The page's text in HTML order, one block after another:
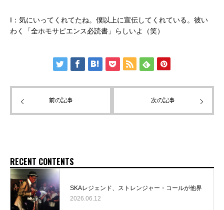
I：気にいってくれてたね。僕以上に宣伝してくれている。彼い
わく「全ホモサピエンス必読書」らしいよ（笑）
前の記事 次の記事
RECENT CONTENTS
SKAレジェンド、ストレンジャー・コールが他界
2026.06.12